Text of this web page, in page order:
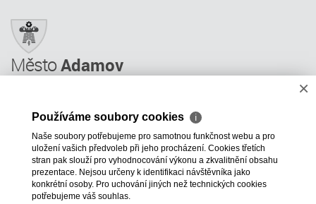
MěstoAdamov
Úřední deska
Informace
Odkazy a rady
ÚP GIS MAPY
×
Používáme soubory cookies ℹ
Naše soubory potřebujeme pro samotnou funkčnost webu a pro
uložení vašich předvoleb při jeho procházení. Cookies třetích
stran pak slouží pro vyhodnocování výkonu a zkvalitnění obsahu
prezentace. Nejsou určeny k identifikaci návštěvníka jako
konkrétní osoby. Pro uchování jiných než technických cookies
potřebujeme váš souhlas.